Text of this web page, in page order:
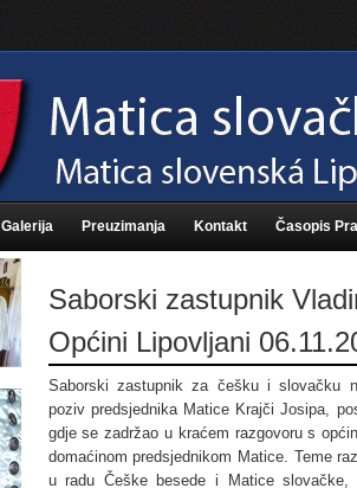
Galerija Preuzimanja Kontakt Časopis
Saborski zastupnik
Općini Lipovljani
Saborski zastupnik za češku i slovačku
poziv predsjednika Matice Krajči Josipa,
gdje se zadržao u kraćem razgovoru s
domaćinom predsjednikom Matice. Teme
u radu Češke besede i Matice slovačke,